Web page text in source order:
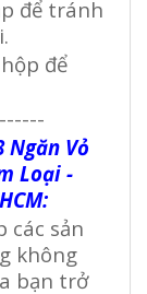
để tránh
để
Vỏ
Loại -
các sản
không
bạn trở